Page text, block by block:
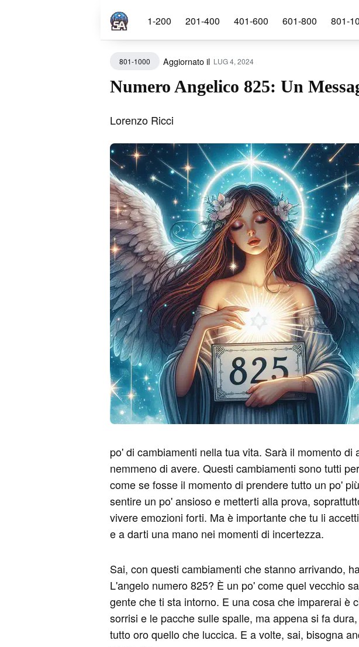
1-200 201-400 401-600 601-800 801-
801-1000 Aggiornato il LUG 4, 2024
Numero Angelico 825: Un
Lorenzo Ricci
Search
for
po' di cambiamenti nella tua vita. Sarà il momento
nemmeno di avere. Questi cambiamenti sono tutti
come se fosse il momento di prendere tutto un po'
sentire un po' ansioso e metterti alla prova,
vivere emozioni forti. Ma è importante che tu li
e a darti una mano nei momenti di incertezza.
Sai, con questi cambiamenti che stanno arrivando,
L'angelo numero 825? È un po' come quel vecchio
gente che ti sta intorno. E una cosa che imparerai è
sorrisi e le pacche sulle spalle, ma appena si fa
tutto oro quello che luccica. E a volte, sai, bisogna